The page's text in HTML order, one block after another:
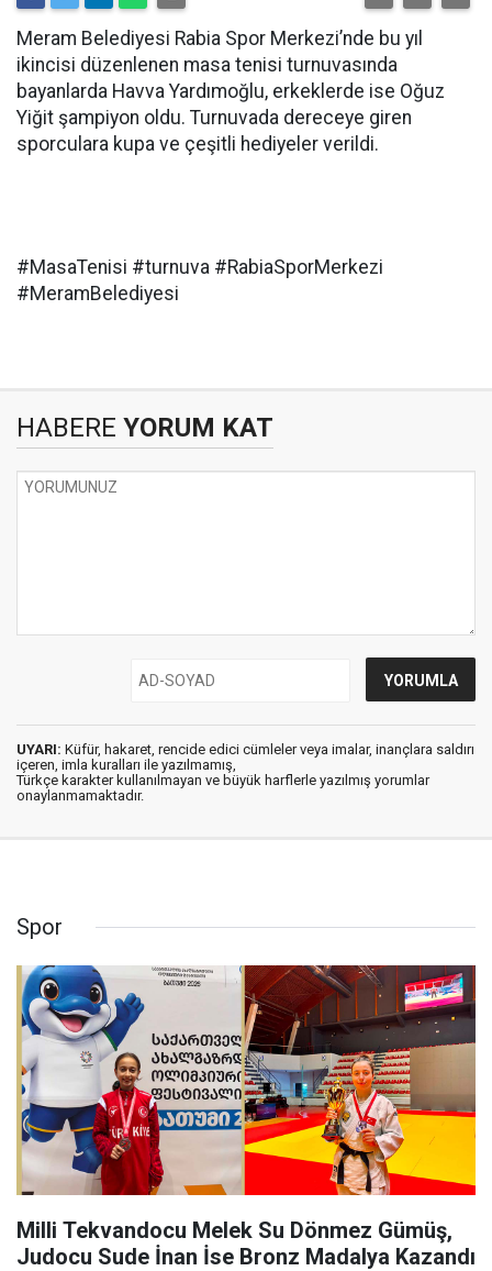
Meram Belediyesi Rabia Spor Merkezi’nde bu yıl
ikincisi düzenlenen masa tenisi turnuvasında
bayanlarda Havva Yardımoğlu, erkeklerde ise Oğuz
Yiğit şampiyon oldu. Turnuvada dereceye giren
sporculara kupa ve çeşitli hediyeler verildi.
#MasaTenisi #turnuva #RabiaSporMerkezi
#MeramBelediyesi
HABERE YORUM KAT
UYARI: Küfür, hakaret, rencide edici cümleler veya imalar, inançlara saldırı
içeren, imla kuralları ile yazılmamış,
Türkçe karakter kullanılmayan ve büyük harflerle yazılmış yorumlar
onaylanmamaktadır.
Spor
Milli Tekvandocu Melek Su Dönmez Gümüş,
Judocu Sude İnan İse Bronz Madalya Kazandı